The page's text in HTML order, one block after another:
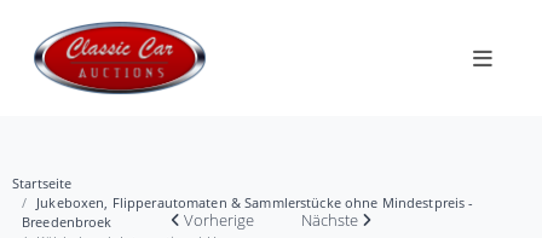
Startseite
Jukeboxen, Flipperautomaten & Sammlerstücke ohne Mindestpreis -
Breedenbroek
Vorherige Nächste